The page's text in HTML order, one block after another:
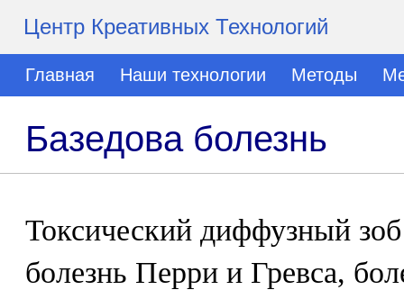
Центр Креативных Технологий
Главная Наши технологии Методы
Базедова болезнь
Токсический диффузный
болезнь Перри и Гревса,